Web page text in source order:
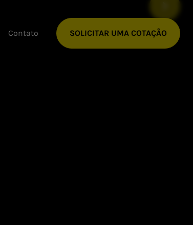
Contato SOLICITAR UMA COTAÇÃO